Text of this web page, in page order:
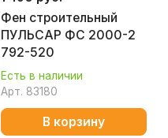
Фен строительный
ПУЛЬСАР ФС 2000-2
792-520
Есть в наличии
Арт. 83180
В корзину